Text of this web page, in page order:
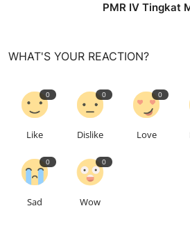
PMR IV Tingkat
WHAT'S YOUR REACTION?
0
Like
0
Dislike
0
Love
0
Sad
0
Wow